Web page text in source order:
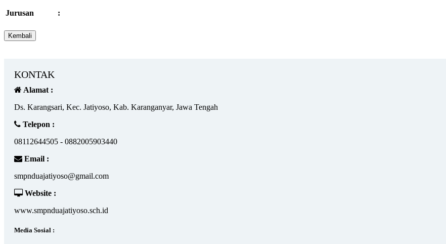
Jurusan :
KONTAK
Alamat :
Ds. Karangsari, Kec. Jatiyoso, Kab. Karanganyar, Jawa Tengah
Telepon :
08112644505 - 0882005903440
Email :
smpnduajatiyoso@gmail.com
Website :
www.smpnduajatiyoso.sch.id
Media Sosial :